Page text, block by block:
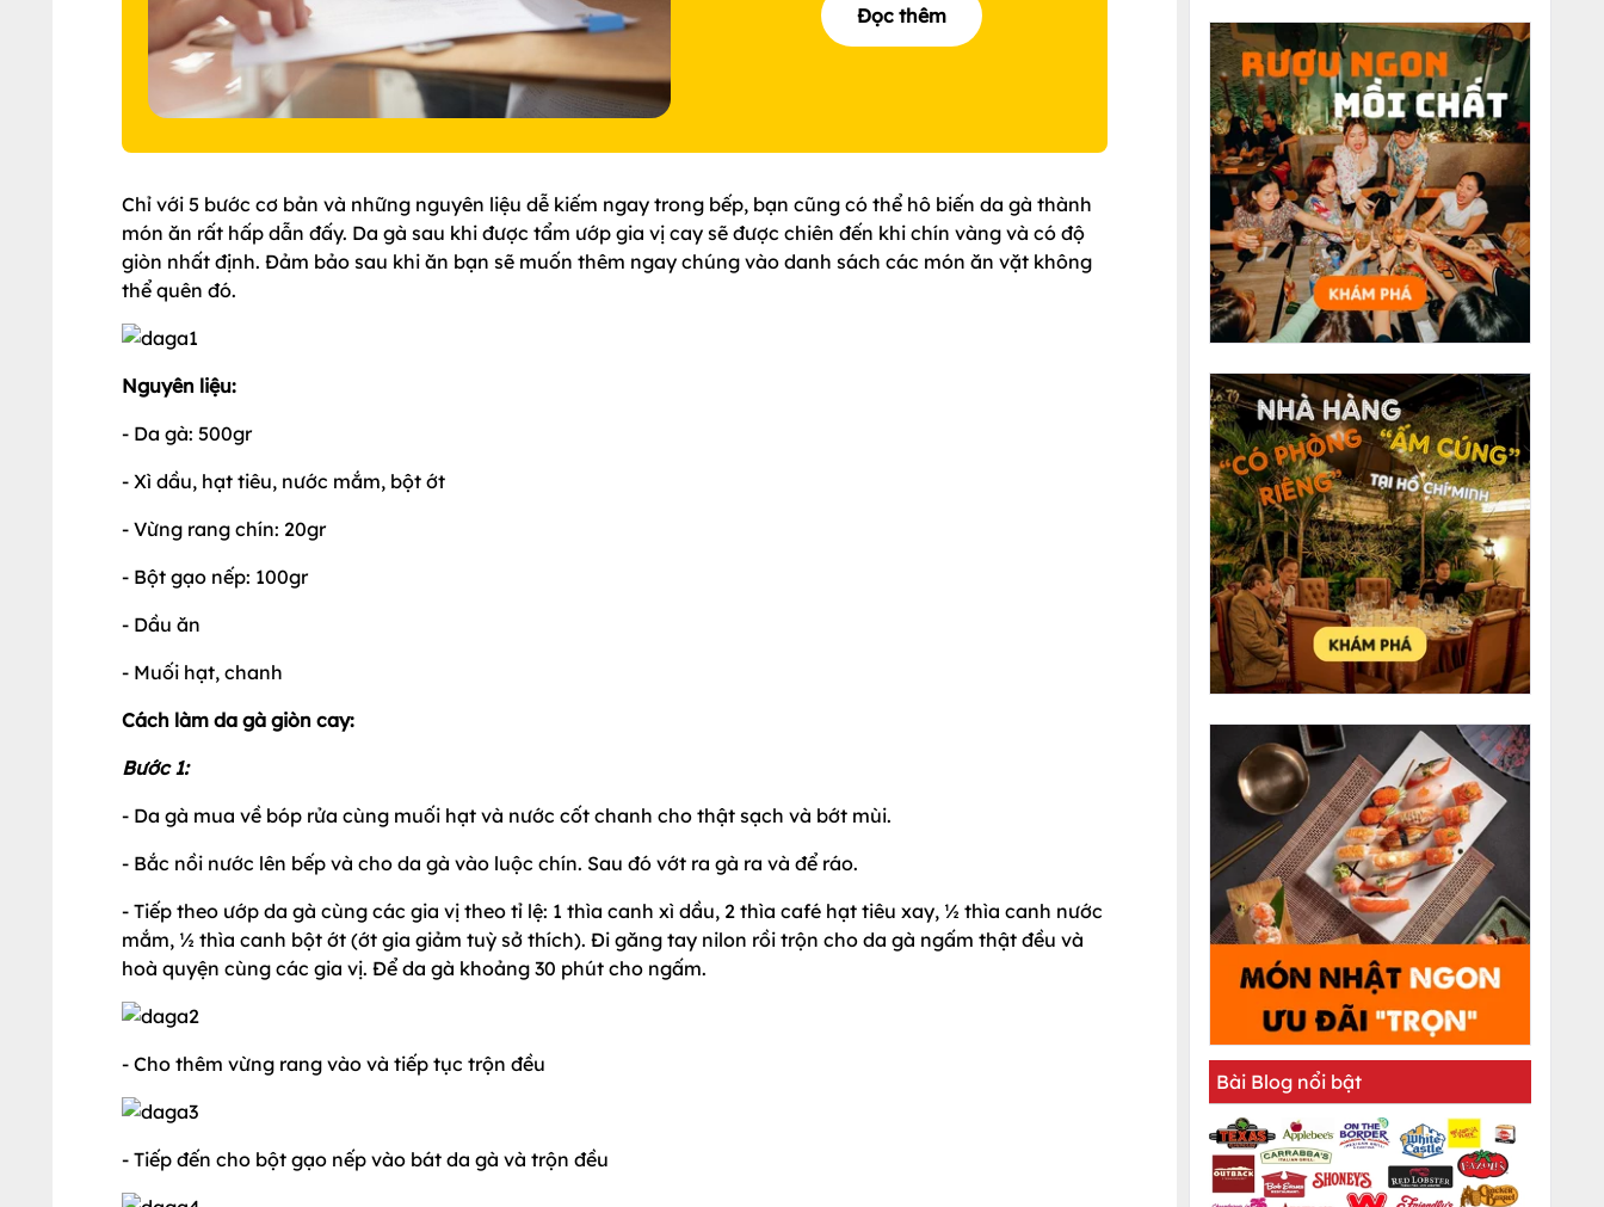
Đọc thêm
Chỉ với 5 bước cơ bản và những nguyên liệu dễ kiếm ngay trong bếp, bạn cũng có thể hô biến da gà thành
món ăn rất hấp dẫn đấy. Da gà sau khi được tẩm ướp gia vị cay sẽ được chiên đến khi chín vàng và có độ
giòn nhất định. Đảm bảo sau khi ăn bạn sẽ muốn thêm ngay chúng vào danh sách các món ăn vặt không
thể quên đó.
Nguyên liệu:
- Da gà: 500gr
- Xì dầu, hạt tiêu, nước mắm, bột ớt
- Vừng rang chín: 20gr
- Bột gạo nếp: 100gr
- Dầu ăn
- Muối hạt, chanh
Cách làm da gà giòn cay:
Bước 1:
- Da gà mua về bóp rửa cùng muối hạt và nước cốt chanh cho thật sạch và bớt mùi.
- Bắc nồi nước lên bếp và cho da gà vào luộc chín. Sau đó vớt ra gà ra và để ráo.
- Tiếp theo ướp da gà cùng các gia vị theo tỉ lệ: 1 thìa canh xì dầu, 2 thìa café hạt tiêu xay, ½ thìa canh nước
mắm, ½ thìa canh bột ớt (ớt gia giảm tuỳ sở thích). Đi găng tay nilon rồi trộn cho da gà ngấm thật đều và
hoà quyện cùng các gia vị. Để da gà khoảng 30 phút cho ngấm.
- Cho thêm vừng rang vào và tiếp tục trộn đều
- Tiếp đến cho bột gạo nếp vào bát da gà và trộn đều
Bài Blog nổi bật